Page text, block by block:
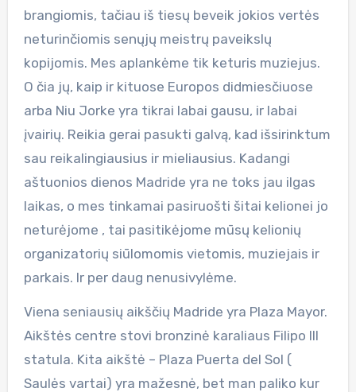
brangiomis, tačiau iš tiesų beveik jokios vertės
neturinčiomis senųjų meistrų paveikslų
kopijomis. Mes aplankėme tik keturis muziejus.
O čia jų, kaip ir kituose Europos didmiesčiuose
arba Niu Jorke yra tikrai labai gausu, ir labai
įvairių. Reikia gerai pasukti galvą, kad išsirinktum
sau reikalingiausius ir mieliausius. Kadangi
aštuonios dienos Madride yra ne toks jau ilgas
laikas, o mes tinkamai pasiruošti šitai kelionei jo
neturėjome , tai pasitikėjome mūsų kelionių
organizatorių siūlomomis vietomis, muziejais ir
parkais. Ir per daug nenusivylėme.
Viena seniausių aikščių Madride yra Plaza Mayor.
Aikštės centre stovi bronzinė karaliaus Filipo III
statula. Kita aikštė – Plaza Puerta del Sol (
Saulės vartai) yra mažesnė, bet man paliko kur